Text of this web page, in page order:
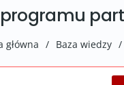
główna / Baza wiedzy /